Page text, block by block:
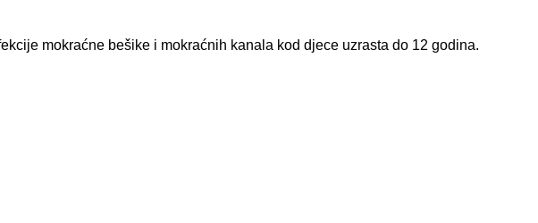
mokraćne bešike i mokraćnih kanala kod djece uzrasta do 12 godina.